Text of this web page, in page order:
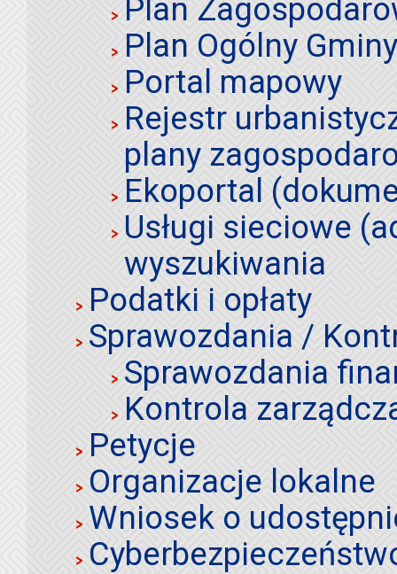
Plan
Plan Ogólny
Portal mapowy
Rejestr
plany
Ekoportal
Usługi sieciowe
wyszukiwania
Podatki i opłaty
Sprawozdania /
Sprawozdania
Kontrola
Petycje
Organizacje lokalne
Wniosek o